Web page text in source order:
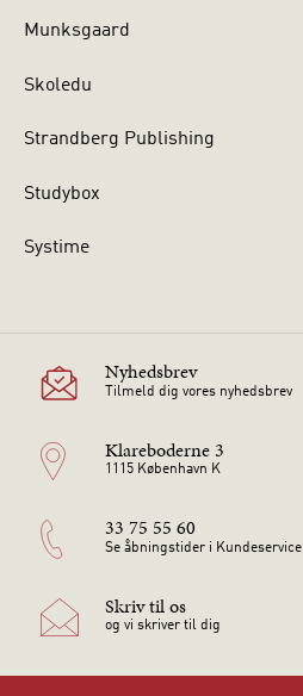
Munksgaard
Skoledu
Strandberg Publishing
Studybox
Systime
Nyhedsbrev
Tilmeld dig vores nyhedsbrev
Klareboderne 3
1115 København K
33 75 55 60
Se åbningstider i Kundeservice
Skriv til os
og vi skriver til dig